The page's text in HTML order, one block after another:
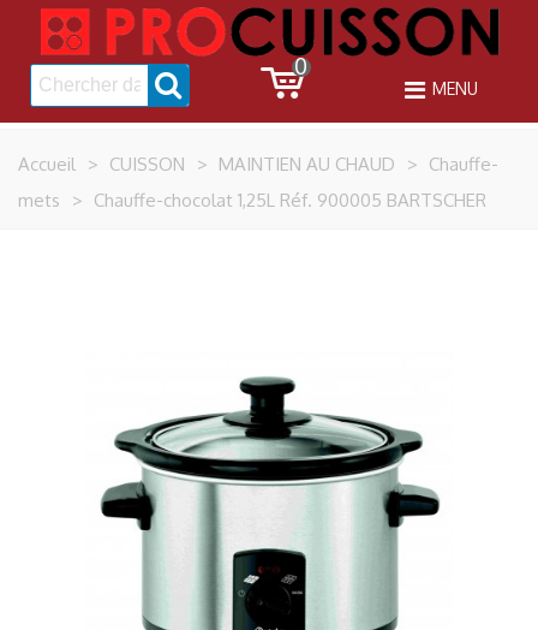
0
MENU
Accueil > CUISSON > MAINTIEN AU CHAUD > Chauffe-
mets
> Chauffe-chocolat 1,25L Réf. 900005 BARTSCHER